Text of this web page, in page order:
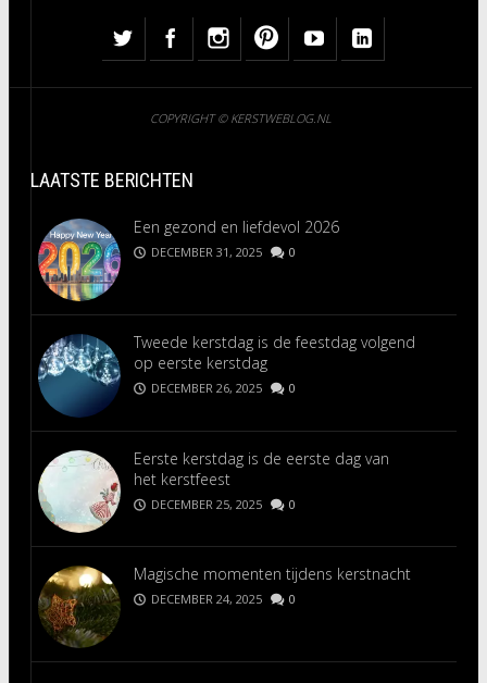
COPYRIGHT © KERSTWEBLOG.NL
LAATSTE BERICHTEN
Een gezond en liefdevol 2026
DECEMBER 31, 2025 0
Tweede kerstdag is de feestdag volgend
op eerste kerstdag
DECEMBER 26, 2025 0
Eerste kerstdag is de eerste dag van
het kerstfeest
DECEMBER 25, 2025 0
Magische momenten tijdens kerstnacht
DECEMBER 24, 2025 0